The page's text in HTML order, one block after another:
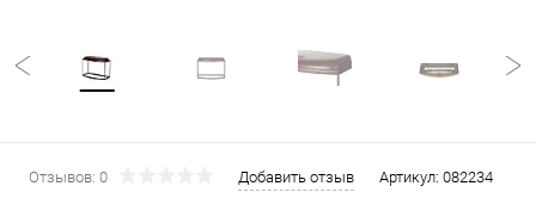
Отзывов: 0 Добавить отзыв Артикул: 082234